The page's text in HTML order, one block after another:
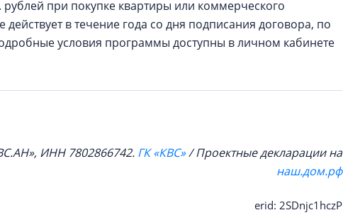
при покупке квартиры или коммерческого
в течение года со дня подписания договора, по
условия программы доступны в личном кабинете
ИНН 7802866742. ГК «КВС»/ Проектные декларации на
наш.дом.рф
erid: 2SDnjc1hczP